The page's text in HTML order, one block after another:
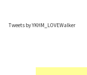
Tweets by YKHM_LOVEWalker